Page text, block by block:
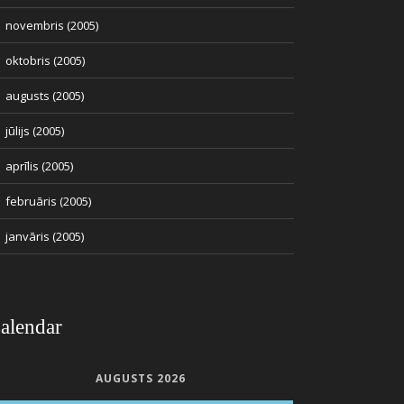
novembris (2005)
oktobris (2005)
augusts (2005)
jūlijs (2005)
aprīlis (2005)
februāris (2005)
janvāris (2005)
AUGUSTS 2026